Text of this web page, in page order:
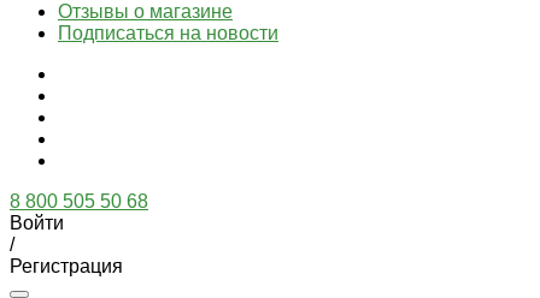
Отзывы о магазине
Подписаться на новости
8 800 505 50 68
Войти
/
Регистрация